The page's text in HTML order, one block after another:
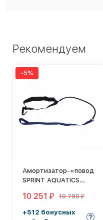
Рекомендуем
-5%
Амортизатор-«поводок»
SPRINT AQUATICS
10 251 ₽ 10 790₽
+512 бонусных